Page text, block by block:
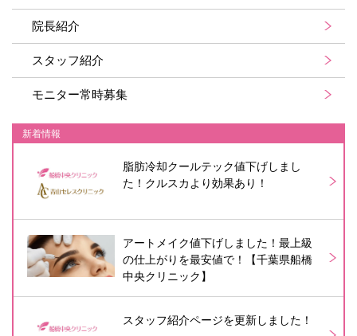
院長紹介
スタッフ紹介
モニター常時募集
新着情報
脂肪冷却クールテック値下げしまし
た！クルスカより効果あり！
アートメイク値下げしました！最上級
の仕上がりを最安値で！【千葉県船橋
中央クリニック】
スタッフ紹介ページを更新しました！